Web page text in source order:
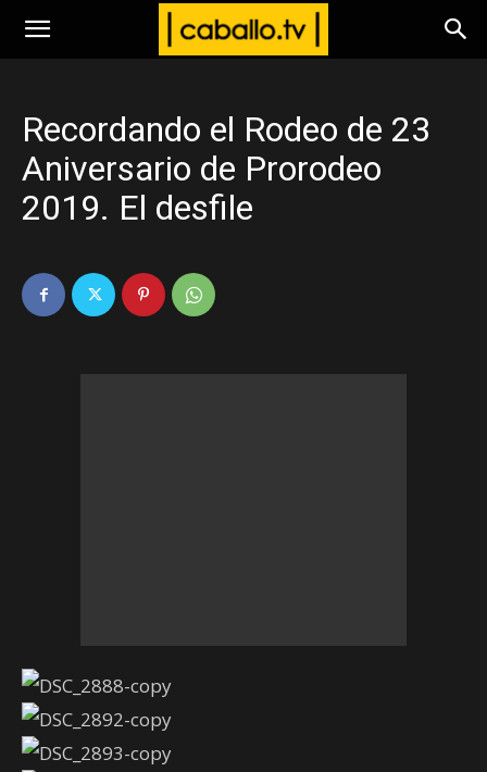
www.caballo.tv
Recordando el Rodeo de 23
Aniversario de Prorodeo
2019. El desfile